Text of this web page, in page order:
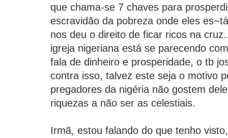
que chama-se 7 chaves para
escravidão da pobreza onde eles
nos deu o direito de ficar ricos na
igreja nigeriana está se parecendo
fala de dinheiro e prosperidade, o tb
contra isso, talvez este seja o motivo
pregadores da nigéria não gostem
riquezas a não ser as celestiais.
Irmã, estou falando do que tenho